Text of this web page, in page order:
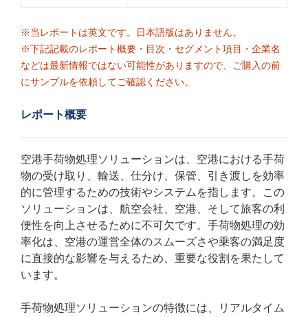
※当レポートは英文です。日本語版はありません。
※下記記載のレポート概要・目次・セグメント項目・企業名
などは最新情報ではない可能性がありますので、ご購入の前
にサンプルを依頼してご確認ください。
レポート概要
空港手荷物処理ソリューションは、空港における手荷
物の受け取り、輸送、仕分け、保管、引き渡しを効率
的に管理するための技術やシステムを指します。この
ソリューションは、航空会社、空港、そして旅客の利
便性を向上させるために不可欠です。手荷物処理の効
率化は、空港の運営全体のスムーズさや乗客の満足度
に直接的な影響を与えるため、重要な役割を果たして
います。
手荷物処理ソリューションの特徴には、リアルタイム